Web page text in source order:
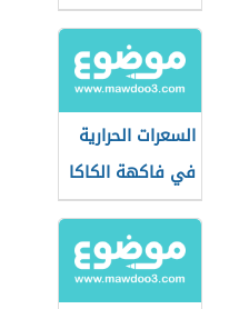
السعرات الحرارية
في فاكهة الكاكا